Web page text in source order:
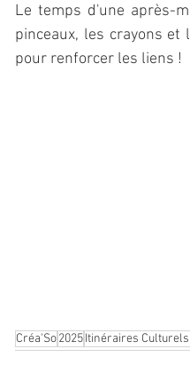
Le temps d'une après-
pinceaux, les crayons
pour renforcer les liens !
Créa'So2025Itinéraires